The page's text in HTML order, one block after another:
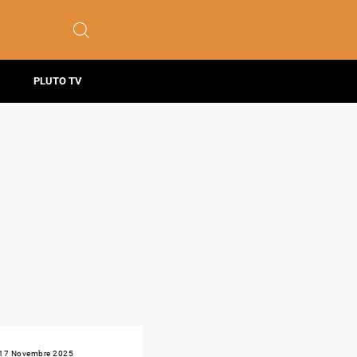
PLUTO TV
Novembre 2025